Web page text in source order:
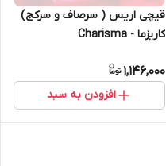
قیچی اریس ( سرصاف و سرکج)
کاریزما - Charisma
1,146,000
افزودن به سبد